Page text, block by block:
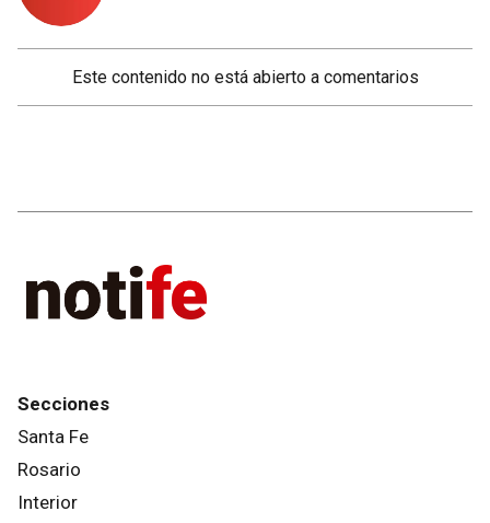
Este contenido no está abierto a comentarios
Secciones
Santa Fe
Rosario
Interior